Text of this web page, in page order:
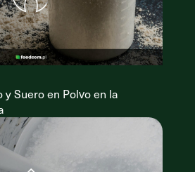
Suero en Polvo en la